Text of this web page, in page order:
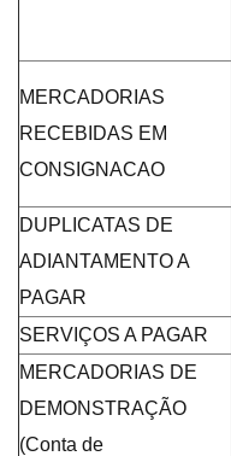
MERCADORIAS
RECEBIDAS EM
CONSIGNACAO
DUPLICATAS DE
ADIANTAMENTO A
PAGAR
SERVIÇOS A PAGAR
MERCADORIAS DE
DEMONSTRAÇÃO
(Conta de